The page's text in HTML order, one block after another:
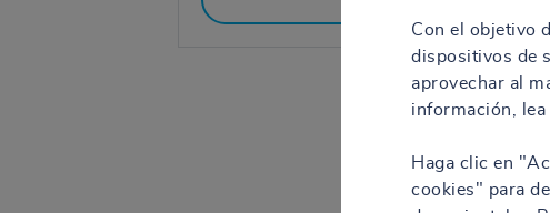
Con el objetivo
dispositivos de
aprovechar al
información, lea
Haga clic en
cookies" para